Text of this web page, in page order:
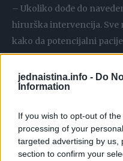
jednaistina.info - Do
Information
If you wish to opt-out of
processing of your
targeted advertising by us,
section to confirm your
– Ukoliko dođe do
hirurška intervencija. Sve
kako da potencijalni
vrijeme prepoznaju
je upala blažeg
jednostavan a oporavak
Pucanje slijepog crijeva